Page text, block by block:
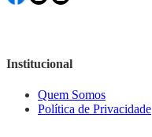
Institucional
Quem Somos
Política de Privacidade